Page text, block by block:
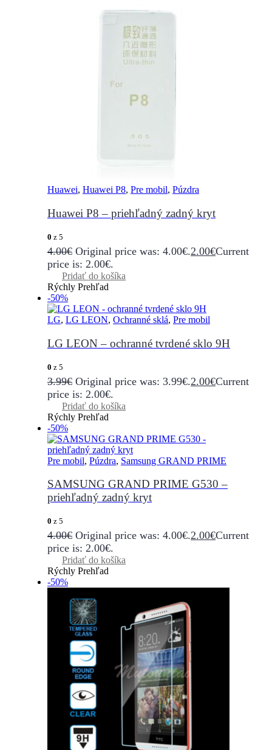
Huawei, Huawei P8, Pre mobil, Púzdra
Huawei P8 – priehľadný zadný kryt
0 z 5
4.00€ Original price was: 4.00€.2.00€Current
price is: 2.00€.
Pridať do košíka
Rýchly Prehľad
-50%
LG, LG LEON, Ochranné sklá, Pre mobil
LG LEON – ochranné tvrdené sklo 9H
0 z 5
3.99€ Original price was: 3.99€.2.00€Current
price is: 2.00€.
Pridať do košíka
Rýchly Prehľad
-50%
Pre mobil, Púzdra, Samsung GRAND PRIME
SAMSUNG GRAND PRIME G530 –
priehľadný zadný kryt
0 z 5
4.00€ Original price was: 4.00€.2.00€Current
price is: 2.00€.
Pridať do košíka
Rýchly Prehľad
-50%